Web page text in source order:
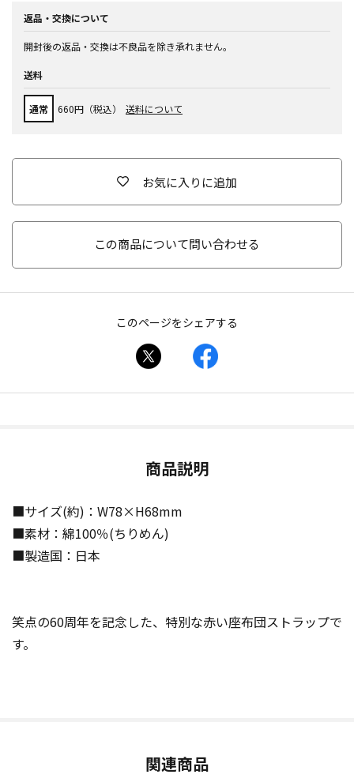
返品・交換について
開封後の返品・交換は不良品を除き承れません。
送料
通常 660円（税込） 送料について
お気に入りに追加
この商品について問い合わせる
このページをシェアする
商品説明
■サイズ(約)：W78×H68mm
■素材：綿100％(ちりめん)
■製造国：日本
笑点の60周年を記念した、特別な赤い座布団ストラップで
す。
関連商品